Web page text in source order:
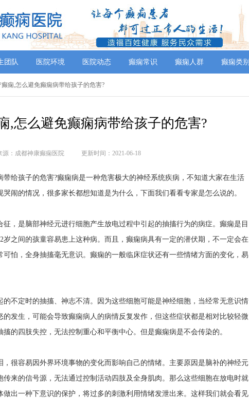
团队 医院环境 医院动态 癫痫常识 癫痫人群 癫痫类别
痫,怎么避免癫痫病带给孩子的危害?
,怎么避免癫痫病带给孩子的危害?
源：成都神康癫痫医院 更新时间：2021-06-18
孩子的危害?癫痫病是一种危害极大的神经系统疾病，不知道大家在生活
闹的情况，很多家长都想知道是为什么，下面我们看看专家是怎么说的。
，是脑部神经元进行细胞产生放电过程中引起的抽搐行为的病症。癫痫是目
岁之间的孩童容易患上这种病。而且，癫痫病具有一定的潜伏期，不一定会在
怕，全身抽搐毫无意识。癫痫的一般临床症状还有一些情绪方面的变化，易
不定时的抽搐、神志不清。因为这些细胞可能是神经细胞，当经常无意识情
发生，可能会导致癫痫病人的病情反复发作，但这些症状都是相对比较轻微
的四肢失控，无法控制重心和平衡中心。但是癫痫病是不会传染的。
很容易因外界环境事物的变化而影响自己的情绪。主要原因是脑补的神经元
来的信号源，无法通过控制活动四肢及全身肌肉。那么这些细胞在放电时就
出一种下意识的保护，将过多的刺激利用情绪发泄出来。这样我们就会看见